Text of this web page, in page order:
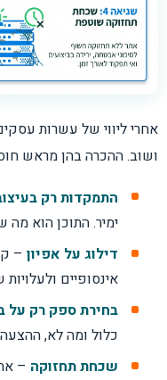
אחרי ליווי של עשרות
ושוב. ההכרה בהן מראש
התמקדות רק
ימיר. התוכן הוא מה
דילוג על אפיון–
אינסופיים
בחירת ספק רק על
כלול ומה לא,
שכחת תחזוקה –